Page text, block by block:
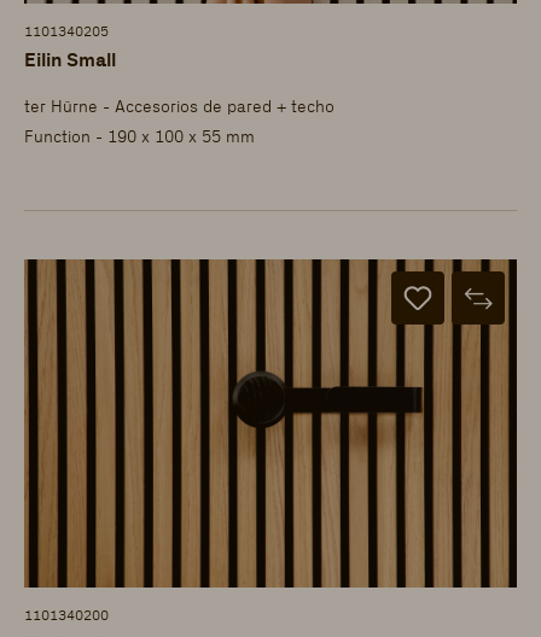
1101340205
Eilin Small
ter Hürne - Accesorios de pared + techo
Function - 190 x 100 x 55 mm
1101340200